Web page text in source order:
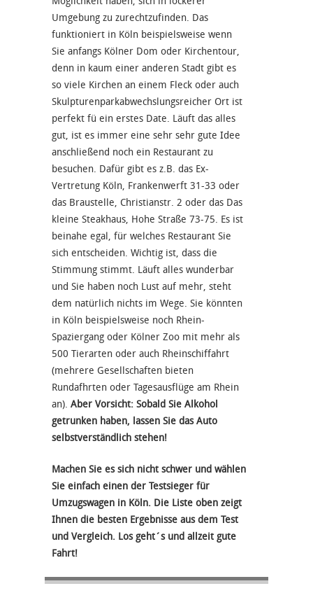
Umgebung zu zurechtzufinden. Das
funktioniert in Köln beispielsweise wenn
Sie anfangs Kölner Dom oder Kirchentour,
denn in kaum einer anderen Stadt gibt es
so viele Kirchen an einem Fleck oder auch
Skulpturenparkabwechslungsreicher Ort ist
perfekt fü ein erstes Date. Läuft das alles
gut, ist es immer eine sehr sehr gute Idee
anschließend noch ein Restaurant zu
besuchen. Dafür gibt es z.B. das Ex-
Vertretung Köln, Frankenwerft 31-33 oder
das Braustelle, Christianstr. 2 oder das Das
kleine Steakhaus, Hohe Straße 73-75. Es ist
beinahe egal, für welches Restaurant Sie
sich entscheiden. Wichtig ist, dass die
Stimmung stimmt. Läuft alles wunderbar
und Sie haben noch Lust auf mehr, steht
dem natürlich nichts im Wege. Sie könnten
in Köln beispielsweise noch Rhein-
Spaziergang oder Kölner Zoo mit mehr als
500 Tierarten oder auch Rheinschiffahrt
(mehrere Gesellschaften bieten
Rundafhrten oder Tagesausflüge am Rhein
an). Aber Vorsicht: Sobald Sie Alkohol
getrunken haben, lassen Sie das Auto
selbstverständlich stehen!
Machen Sie es sich nicht schwer und wählen
Sie einfach einen der Testsieger für
Umzugswagen in Köln. Die Liste oben zeigt
Ihnen die besten Ergebnisse aus dem Test
und Vergleich. Los geht´s und allzeit gute
Fahrt!